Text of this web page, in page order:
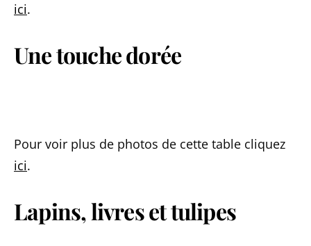
ici.
Une touche dorée
Pour voir plus de photos de cette table cliquez
ici.
Lapins, livres et tulipes